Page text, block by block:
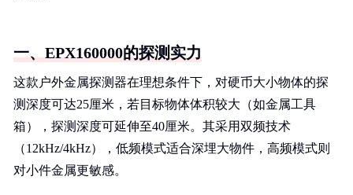
一、EPX160000的探测实力
这款户外金属探测器在理想条件下，对硬币大小物体的探
测深度可达25厘米，若目标物体体积较大（如金属工具
箱），探测深度可延伸至40厘米。其采用双频技术
（12kHz/4kHz），低频模式适合深埋大物件，高频模式则
对小件金属更敏感。